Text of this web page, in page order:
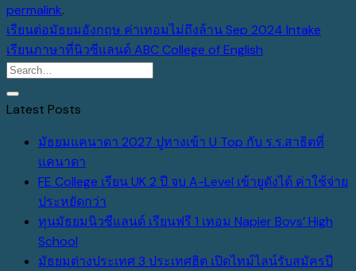
permalink.
เรียนต่อมัธยมอังกฤษ ค่าเทอมไม่ถึงล้าน Sep 2024 Intake
เรียนภาษาที่นิวซีแลนด์ ABC College of English
Latest Posts
มัธยมแคนาดา 2027 ปูทางเข้า U Top กับ ร.ร.สาธิตที่
แคนาดา
Comments
on
มัธยม
2027
FE College เรียน UK 2 ปี จบ A-Level เข้ายูดังได้ ค่าใช้จ่าย
ประหยัดกว่า
Comments
FE
ทุนมัธยมนิวซีแลนด์ เรียนฟรี 1 เทอม Napier Boys’ High
School
Comments
มัธยมต่างประเทศ 3 ประเทศฮิต เปิดไทม์ไลน์รับสมัครปี